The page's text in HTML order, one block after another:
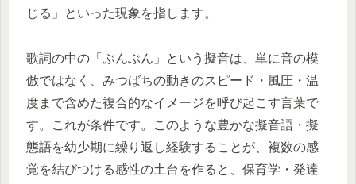
じる」といった現象を指します。
歌詞の中の「ぶんぶん」という擬音は、単に音の模
倣ではなく、みつばちの動きのスピード・風圧・温
度まで含めた複合的なイメージを呼び起こす言葉で
す。これが条件です。このような豊かな擬音語・擬
態語を幼少期に繰り返し経験することが、複数の感
覚を結びつける感性の土台を作ると、保育学・発達